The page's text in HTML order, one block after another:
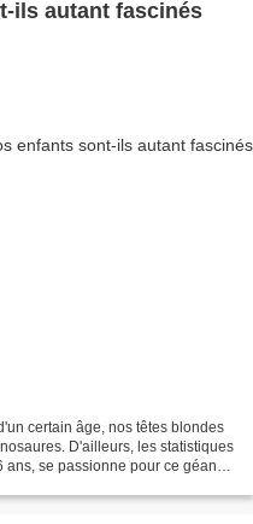
ils autant fascinés
certain âge, nos têtes blondes
D'ailleurs, les statistiques
ans, se passionne pour ce géant